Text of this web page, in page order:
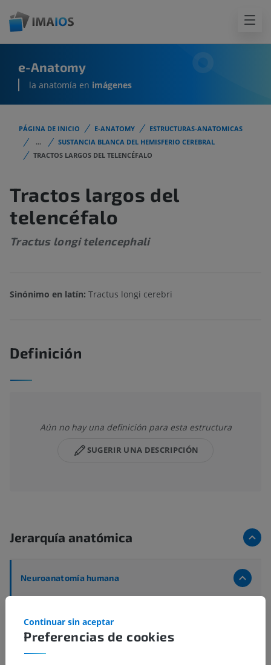
e-Anatomy
la anatomía en imágenes
PÁGINA DE INICIO E-ANATOMY
ESTRUCTURAS-ANATOMICAS
...
SUSTANCIA BLANCA DEL HEMISFERIO CEREBRAL
TRACTOS LARGOS DEL TELENCÉFALO
Tractos largos del
telencéfalo
Tractus longi telencephali
Sinónimo en latín: Tractus longi cerebri
Definición
Aún no hay una definición para esta estructura
SUGERIR UNA DESCRIPCIÓN
Jerarquía anatómica
Neuroanatomía humana
Funciones internas>
Sustancia blanca del hemisferio cerebral
Tractos largos del telencéfalo
Preferencias de cookies
Continuar sin aceptar